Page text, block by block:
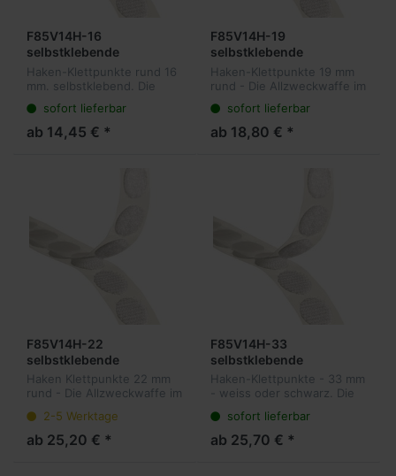
F85V14H-16
selbstklebende
Hakenpunkte 16 mm
rund, 1.250 Stück pro
Haken-Klettpunkte rund 16
mm. selbstklebend. Die
der wiederlösbaren
Befestigungen. Unsere
Klettpunkte sind sowohl für
sofort lieferbar
ab 14,45 € *
F85V14H-19
selbstklebende
Hakenpunkte 19 mm
rund, 1.150 Stück pro
Haken-Klettpunkte 19 mm
rund - Die Allzweckwaffe im
Befestigungen. Unsere
Klettpunkte sind sowohl für
Mailings und Ordner, als
sofort lieferbar
ab 18,80 € *
F85V14H-22
selbstklebende
Hakenpunkte 22 mm
rund, 1.000 Stück pro
Haken Klettpunkte 22 mm
rund - Die Allzweckwaffe im
Befestigungen. Unsere
Klettpunkte sind sowohl für
Mailings und Ordner, als
2-5 Werktage
ab 25,20 € *
F85V14H-33
selbstklebende
Hakenpunkte 33 mm
rund, 650 Stück pro Rolle
Haken-Klettpunkte - 33 mm
- weiss oder schwarz. Die
der wiederlösbaren
Befestigungen. Unsere
Klettpunkte sind sowohl für
sofort lieferbar
ab 25,70 € *